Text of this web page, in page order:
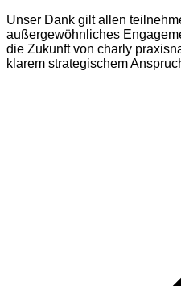
Unser Dank gilt allen
außergewöhnliches
die Zukunft von charly
klarem strategischem